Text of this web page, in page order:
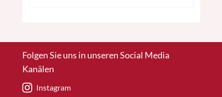
Folgen Sie uns in unseren Social Media
Kanälen
Instagram